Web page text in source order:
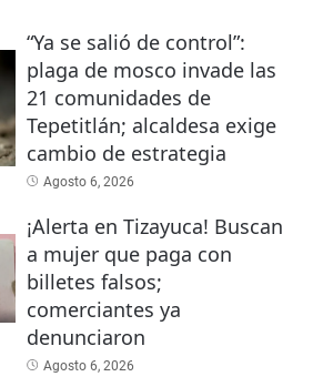
“Ya se salió de control”:
plaga de mosco invade las
21 comunidades de
Tepetitlán; alcaldesa exige
cambio de estrategia
Agosto 6, 2026
¡Alerta en Tizayuca! Buscan
a mujer que paga con
billetes falsos;
comerciantes ya
denunciaron
Agosto 6, 2026